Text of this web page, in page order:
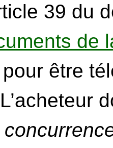
39 du
de
pour être